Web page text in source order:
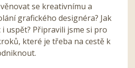
se kreativnímu a
grafického designéra? Jak
uspět? Připravili jsme si pro
které je třeba na cestě k